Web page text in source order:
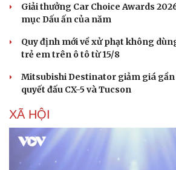
Giải thưởng Car Choice Awards
mục Dấu ấn của năm
Quy định mới về xử phạt không
trẻ em trên ô tô từ 15/8
Mitsubishi Destinator giảm giá
quyết đấu CX-5 và Tucson
XÃ HỘI